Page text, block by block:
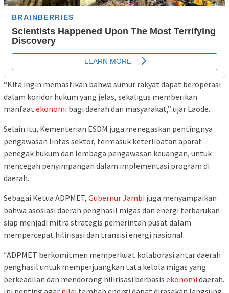
“Kita ingin memastikan bahwa sumur rakyat dapat beroperasi
dalam koridor hukum yang jelas, sekaligus memberikan
manfaat ekonomi bagi daerah dan masyarakat,” ujar Laode.
Selain itu, Kementerian ESDM juga menegaskan pentingnya
pengawasan lintas sektor, termasuk keterlibatan aparat
penegak hukum dan lembaga pengawasan keuangan, untuk
mencegah penyimpangan dalam implementasi program di
daerah.
Sebagai Ketua ADPMET, Gubernur Jambi juga menyampaikan
bahwa asosiasi daerah penghasil migas dan energi terbarukan
siap menjadi mitra strategis pemerintah pusat dalam
mempercepat hilirisasi dan transisi energi nasional.
“ADPMET berkomitmen memperkuat kolaborasi antar daerah
penghasil untuk memperjuangkan tata kelola migas yang
berkeadilan dan mendorong hilirisasi berbasis ekonomi daerah.